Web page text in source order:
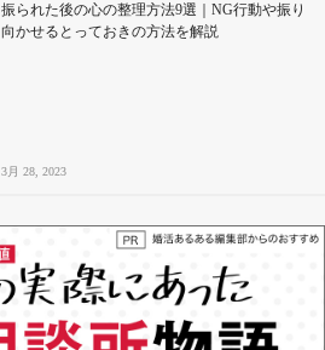
振られた後の心の整理方法9選｜NG行動や振り
向かせるとっておきの方法を解説
3月 28, 2023